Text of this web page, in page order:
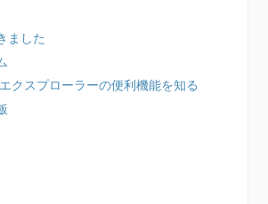
ました
クスプローラーの便利機能を知る